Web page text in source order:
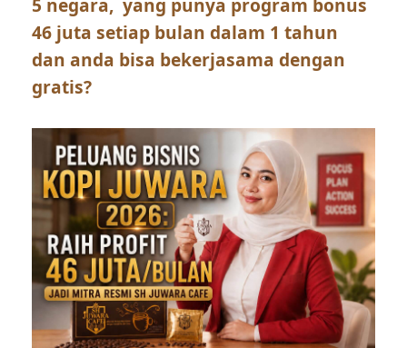
46 juta setiap bulan dalam 1 tahun
dan anda bisa bekerjasama dengan
gratis?